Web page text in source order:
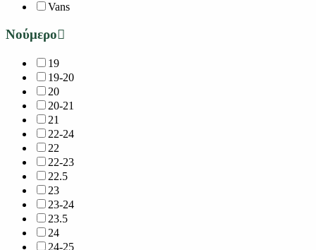
Vans
Νούμερο
19
19-20
20
20-21
21
22-24
22
22-23
22.5
23
23-24
23.5
24
24-25